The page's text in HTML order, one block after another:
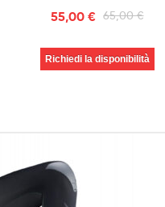
65,00€
55,00 €
Richiedi la disponibilità